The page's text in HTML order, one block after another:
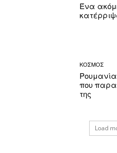
Ένα
ΚΟΣΜΟΣ
που
της
Load